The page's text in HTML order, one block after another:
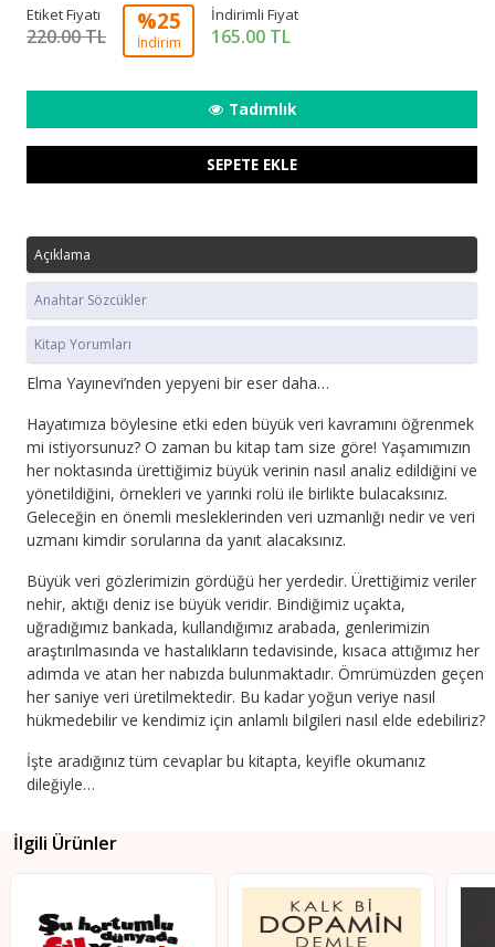
Etiket Fiyatı
220.00 TL
%25
İndirim
İndirimli Fiyat
165.00 TL
Tadımlık
SEPETE EKLE
Açıklama
Anahtar Sözcükler
Kitap Yorumları
Elma Yayınevi’nden yepyeni bir eser daha…
Hayatımıza böylesine etki eden büyük veri kavramını öğrenmek
mi istiyorsunuz? O zaman bu kitap tam size göre! Yaşamımızın
her noktasında ürettiğimiz büyük verinin nasıl analiz edildiğini ve
yönetildiğini, örnekleri ve yarınki rolü ile birlikte bulacaksınız.
Geleceğin en önemli mesleklerinden veri uzmanlığı nedir ve veri
uzmanı kimdir sorularına da yanıt alacaksınız.
Büyük veri gözlerimizin gördüğü her yerdedir. Ürettiğimiz veriler
nehir, aktığı deniz ise büyük veridir. Bindiğimiz uçakta,
uğradığımız bankada, kullandığımız arabada, genlerimizin
araştırılmasında ve hastalıkların tedavisinde, kısaca attığımız her
adımda ve atan her nabızda bulunmaktadır. Ömrümüzden geçen
her saniye veri üretilmektedir. Bu kadar yoğun veriye nasıl
hükmedebilir ve kendimiz için anlamlı bilgileri nasıl elde edebiliriz?
İşte aradığınız tüm cevaplar bu kitapta, keyifle okumanız
dileğiyle…
İlgili Ürünler